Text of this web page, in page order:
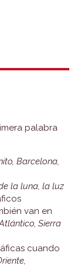
palabra
Barcelona,
la luna, la luz
van en
Sierra
cuando